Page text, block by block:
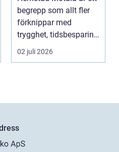
begrepp som allt fler
förknippar med
trygghet, tidsbesparing
oc...
02 juli 2026